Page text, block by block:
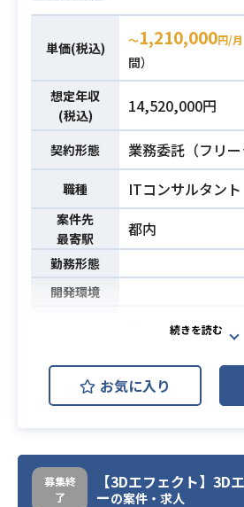
業務内容
③どの案件でも
種サーバの構築
■勤務概要
AWSやAzureに
計及び構築、テスト
案件や設計フェー
などは調整
■対応顧客
製造装置、流通
・AWSやAzure
先度はAWS＞
・サーバインフラ
ある方（Linux◎）
・構築自動化経
単価(税込) 〜1,210,000円/月
間）
想定年収
(税込)
14,520,000円
契約形態 業務委託（フリー
職種 ITコンサルタント
案件先
最寄駅
都内
勤務形態
開発環境
電力ベンチャー
るが社内のIT化
いる。
コーポレートIT部
・システムやア
改/廃止に関する
・要件定義支援
お気に入り
募集終
了
【3Dエフェクト】3D
ーの案件・求人